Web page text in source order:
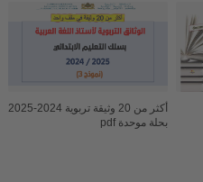
أكثر من 20 وثيقة تربوية 2024-2025
بحلة موحدة pdf